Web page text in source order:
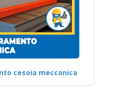
cesoia meccanica